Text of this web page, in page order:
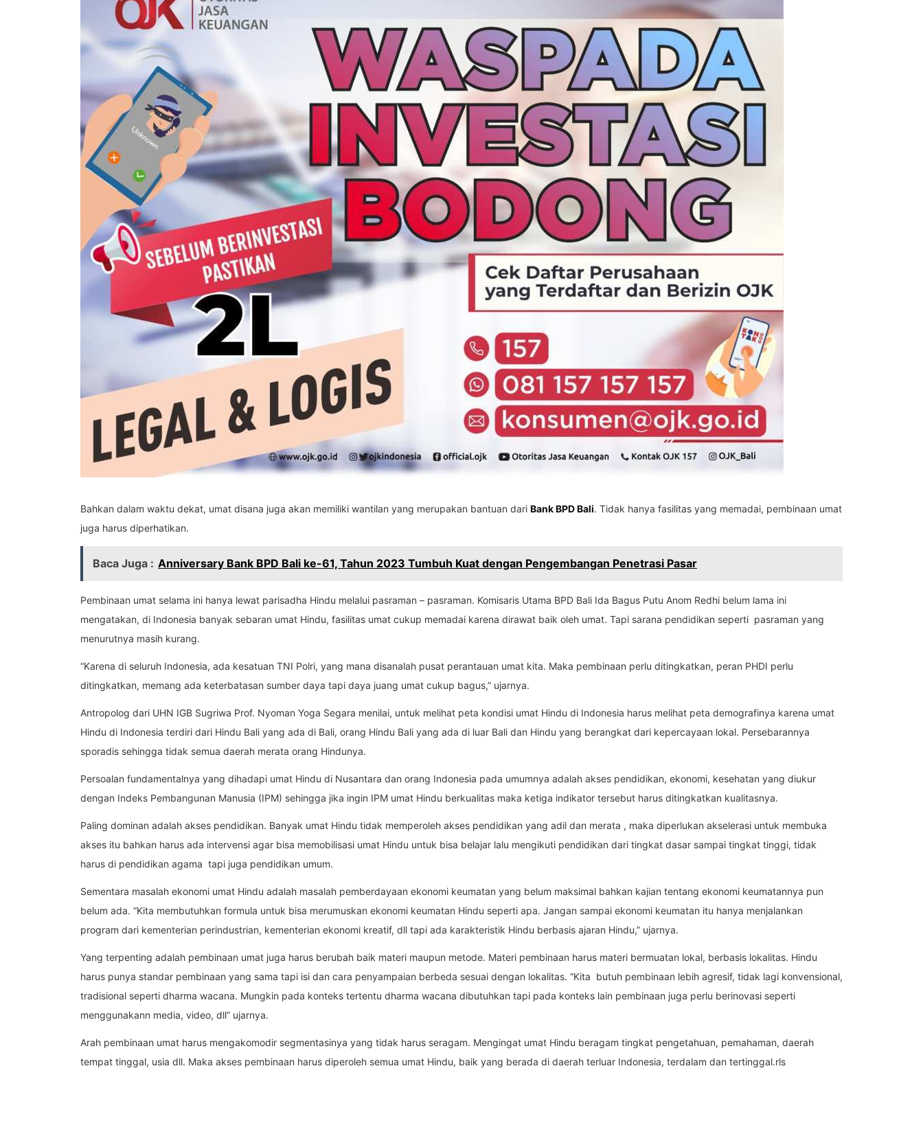
Bahkan dalam waktu dekat, umat disana juga akan memiliki wantilan yang merupakan bantuan dari Bank BPD Bali. Tidak hanya fasilitas yang memadai, pembinaan umat
juga harus diperhatikan.
Baca Juga : Anniversary Bank BPD Bali ke-61, Tahun 2023 Tumbuh Kuat dengan Pengembangan Penetrasi Pasar
Pembinaan umat selama ini hanya lewat parisadha Hindu melalui pasraman – pasraman. Komisaris Utama BPD Bali Ida Bagus Putu Anom Redhi belum lama ini
mengatakan, di Indonesia banyak sebaran umat Hindu, fasilitas umat cukup memadai karena dirawat baik oleh umat. Tapi sarana pendidikan seperti pasraman yang
menurutnya masih kurang.
“Karena di seluruh Indonesia, ada kesatuan TNI Polri, yang mana disanalah pusat perantauan umat kita. Maka pembinaan perlu ditingkatkan, peran PHDI perlu
ditingkatkan, memang ada keterbatasan sumber daya tapi daya juang umat cukup bagus,” ujarnya.
Antropolog dari UHN IGB Sugriwa Prof. Nyoman Yoga Segara menilai, untuk melihat peta kondisi umat Hindu di Indonesia harus melihat peta demografinya karena umat
Hindu di Indonesia terdiri dari Hindu Bali yang ada di Bali, orang Hindu Bali yang ada di luar Bali dan Hindu yang berangkat dari kepercayaan lokal. Persebarannya
sporadis sehingga tidak semua daerah merata orang Hindunya.
Persoalan fundamentalnya yang dihadapi umat Hindu di Nusantara dan orang Indonesia pada umumnya adalah akses pendidikan, ekonomi, kesehatan yang diukur
dengan Indeks Pembangunan Manusia (IPM) sehingga jika ingin IPM umat Hindu berkualitas maka ketiga indikator tersebut harus ditingkatkan kualitasnya.
Paling dominan adalah akses pendidikan. Banyak umat Hindu tidak memperoleh akses pendidikan yang adil dan merata , maka diperlukan akselerasi untuk membuka
akses itu bahkan harus ada intervensi agar bisa memobilisasi umat Hindu untuk bisa belajar lalu mengikuti pendidikan dari tingkat dasar sampai tingkat tinggi, tidak
harus di pendidikan agama tapi juga pendidikan umum.
Sementara masalah ekonomi umat Hindu adalah masalah pemberdayaan ekonomi keumatan yang belum maksimal bahkan kajian tentang ekonomi keumatannya pun
belum ada. “Kita membutuhkan formula untuk bisa merumuskan ekonomi keumatan Hindu seperti apa. Jangan sampai ekonomi keumatan itu hanya menjalankan
program dari kementerian perindustrian, kementerian ekonomi kreatif, dll tapi ada karakteristik Hindu berbasis ajaran Hindu,” ujarnya.
Yang terpenting adalah pembinaan umat juga harus berubah baik materi maupun metode. Materi pembinaan harus materi bermuatan lokal, berbasis lokalitas. Hindu
harus punya standar pembinaan yang sama tapi isi dan cara penyampaian berbeda sesuai dengan lokalitas. “Kita butuh pembinaan lebih agresif, tidak lagi konvensional,
tradisional seperti dharma wacana. Mungkin pada konteks tertentu dharma wacana dibutuhkan tapi pada konteks lain pembinaan juga perlu berinovasi seperti
menggunakann media, video, dll” ujarnya.
Arah pembinaan umat harus mengakomodir segmentasinya yang tidak harus seragam. Mengingat umat Hindu beragam tingkat pengetahuan, pemahaman, daerah
tempat tinggal, usia dll. Maka akses pembinaan harus diperoleh semua umat Hindu, baik yang berada di daerah terluar Indonesia, terdalam dan tertinggal.rls